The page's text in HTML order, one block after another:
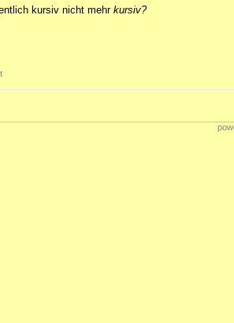
kursiv nicht mehr kursiv?